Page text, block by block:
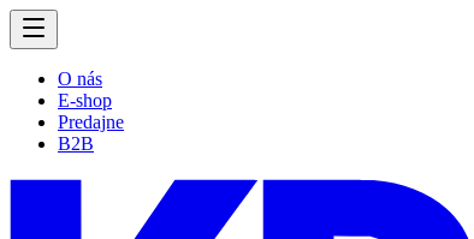
O nás
E-shop
Predajne
B2B